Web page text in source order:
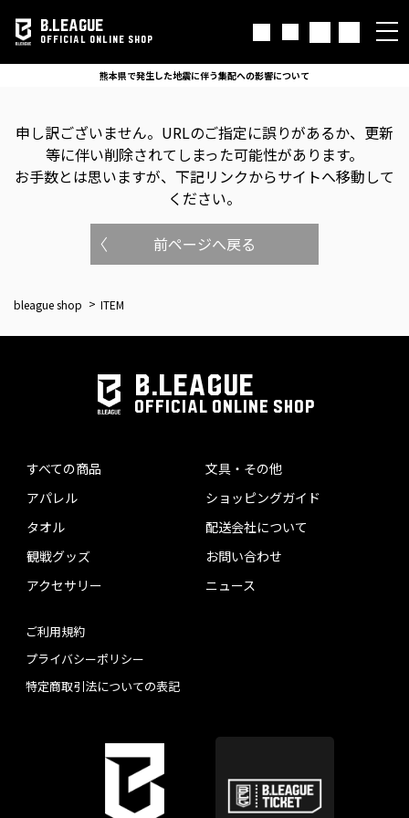
B.LEAGUE
OFFICIAL ONLINE SHOP
熊本県で発生した地震に伴う集配への影響について
申し訳ございません。 URLのご指定に誤りがあるか、更新
等に伴い削除されてしまった可能性があります。
お手数とは思いますが、下記リンクからサイトへ移動して
ください。
前ページへ戻る
bleague shop ITEM
B.LEAGUE
OFFICIAL ONLINE SHOP
すべての商品
アパレル
タオル
観戦グッズ
アクセサリー
文具・その他
ショッピングガイド
配送会社について
お問い合わせ
ニュース
ご利用規約
プライバシーポリシー
特定商取引法についての表記